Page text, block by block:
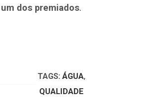
dos premiados.
TAGS: ÁGUA,
QUALIDADE